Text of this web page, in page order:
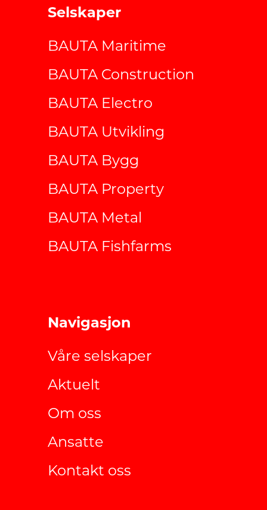
Selskaper
BAUTA Maritime
BAUTA Construction
BAUTA Electro
BAUTA Utvikling
BAUTA Bygg
BAUTA Property
BAUTA Metal
BAUTA Fishfarms
Navigasjon
Våre selskaper
Aktuelt
Om oss
Ansatte
Kontakt oss